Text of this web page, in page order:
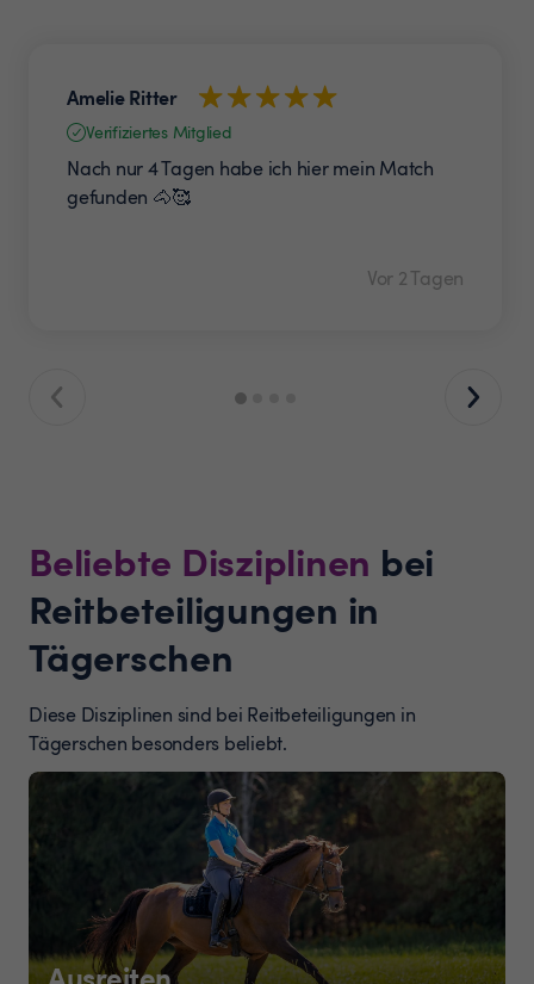
Amelie Ritter
Verifiziertes Mitglied
Nach nur 4 Tagen habe ich hier mein Match
gefunden 🐴🥰
Vor 2 Tagen
Beliebte Disziplinen bei
Reitbeteiligungen in
Tägerschen
Diese Disziplinen sind bei Reitbeteiligungen in
Tägerschen besonders beliebt.